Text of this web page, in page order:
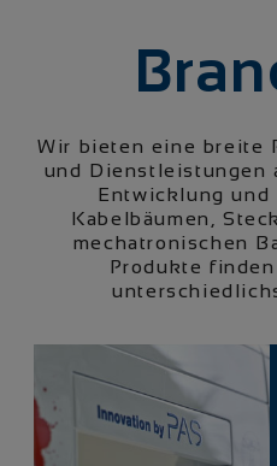
Wir bieten eine breite
und Dienstleistungen
Entwicklung und
Kabelbäumen,
mechatronischen
Produkte